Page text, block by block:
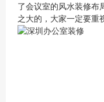
了会议室的风水装修布
之大的，大家一定要重